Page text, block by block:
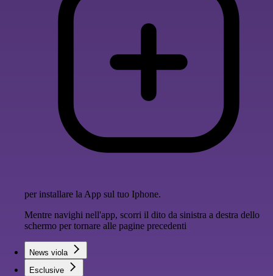
per installare la App sul tuo Iphone.
Mentre navighi nell'app, scorri il dito da sinistra a destra dello
schermo per tornare alle pagine precedenti
News viola
Esclusive